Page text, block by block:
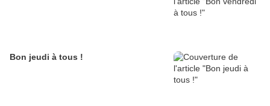
Bon jeudi à tous !